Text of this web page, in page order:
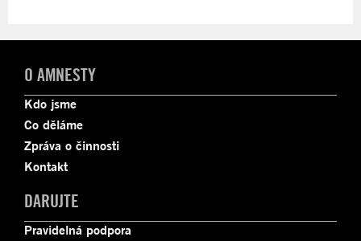
O AMNESTY
Kdo jsme
Co děláme
Zpráva o činnosti
Kontakt
DARUJTE
Pravidelná podpora